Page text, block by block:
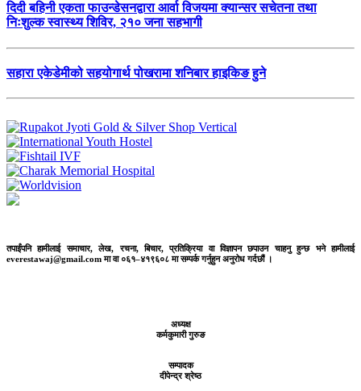
दिदी बहिनी एकता फाउन्डेसनद्वारा आर्वा विजयमा क्यान्सर सचेतना तथा
निःशुल्क स्वास्थ्य शिविर, २१० जना सहभागी
सहारा एकेडेमीको सहयोगार्थ पोखरामा शनिबार हाइकिङ हुने
तपाईंपनि हामीलाई समाचार, लेख, रचना, बिचार, प्रतिक्रिया वा विज्ञापन छपाउन चाहनु हुन्छ भने हामीलाई
everestawaj@gmail.com मा वा ०६१–४१९६०८ मा सम्पर्क गर्नुहुन अनुरोध गर्दछौं ।
अध्यक्ष
कर्मकुमारी गुरुङ
सम्पादक
दीपेन्द्र श्रेष्ठ